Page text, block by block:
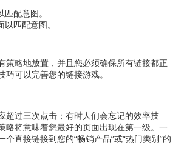
配意图。
匹配意图。
策略地放置，并且您必须确保所有链接都正
可以完善您的链接游戏。
超过三次点击；有时人们会忘记的效率技
略将意味着您最好的页面出现在第一级。一
直接链接到您的“畅销产品”或“热门类别”的